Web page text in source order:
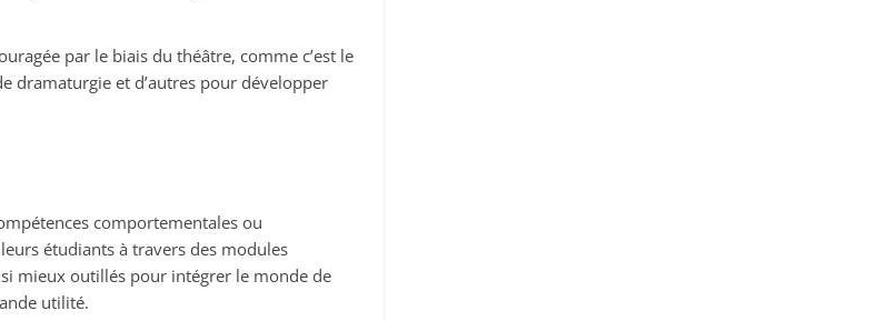
par le biais du théâtre, comme c’est le
dramaturgie et d’autres pour développer
comportementales ou
étudiants à travers des modules
mieux outillés pour intégrer le monde de
utilité.